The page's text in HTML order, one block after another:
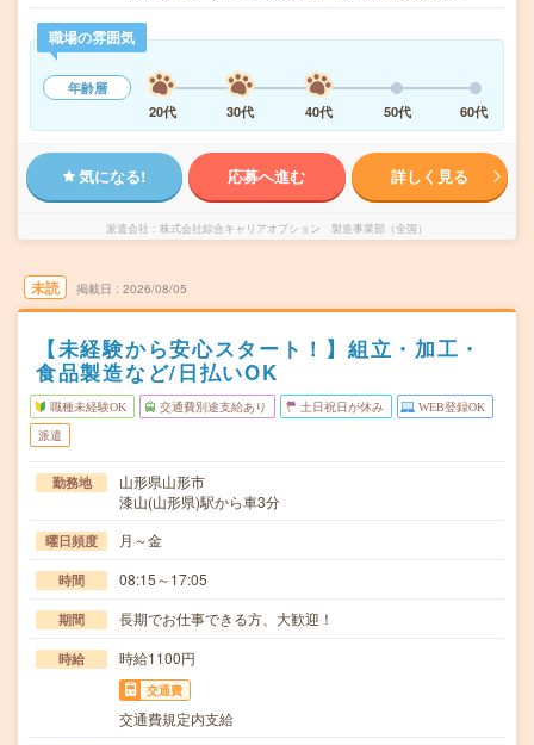
職場の雰囲気
年齢層
20代
30代 40代 50代 60代
気になる! 応募へ進む 詳しく見る
派遣会社 株式会社綜合キャリアオプション 製造事業部（全国）
未読 掲載日 2026/08/05
【未経験から安心スタート！】組立・加工・
食品製造など/日払いOK
職種未経験OK 交通費別途支給あり 土日祝日が休み WEB登録OK
派遣
勤務地
山形県山形市
漆山(山形県)駅から車3分
曜日頻度 月～金
時間 08:15～17:05
期間 長期でお仕事できる方、大歓迎！
時給 時給1100円
交通費
交通費規定内支給